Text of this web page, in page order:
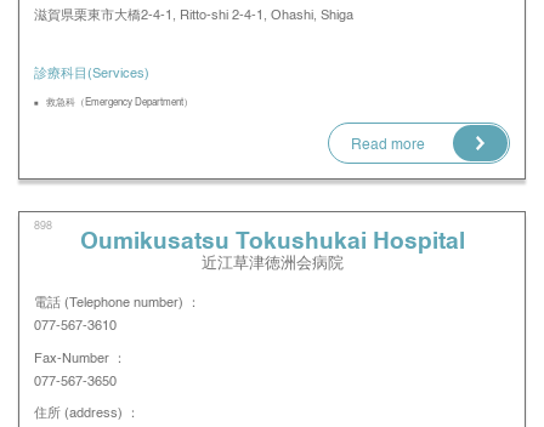
滋賀県栗東市大橋2-4-1, Ritto-shi 2-4-1, Ohashi, Shiga
診療科目(Services)
救急科（Emergency Department）
Read more
898
Oumikusatsu Tokushukai Hospital
近江草津徳洲会病院
電話 (Telephone number) ：
077-567-3610
Fax-Number ：
077-567-3650
住所 (address) ：